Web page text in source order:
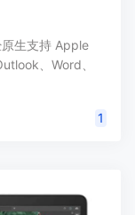
生支持 Apple
、Word、
1